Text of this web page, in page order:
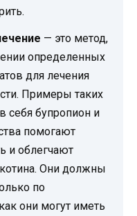
— это метод,
определенных
для лечения
Примеры таких
себя бупропион и
помогают
и облегчают
Они должны
по
они могут иметь